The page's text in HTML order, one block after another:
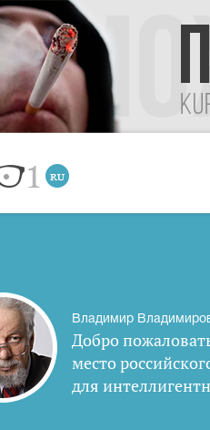
Владимир
Добро
место
для